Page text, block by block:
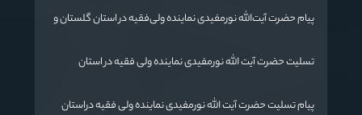
پیام حضرت آیت‌الله نورمفیدی نماینده ولی‌فقیه در استان گلستان و
تسليت حضرت آیت الله نورمفیدی نماینده ولی فقیه در استان
پیام تسلیت حضرت آیت الله نورمفیدی نماینده ولی فقیه دراستان